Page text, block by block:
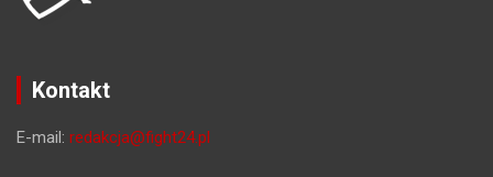
Kontakt
E-mail: redakcja@fight24.pl